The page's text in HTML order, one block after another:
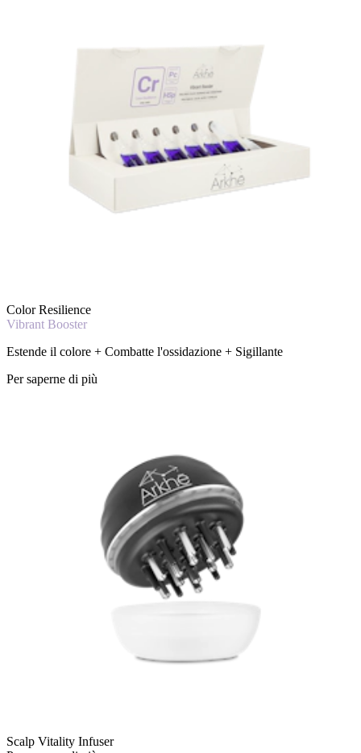
Color Resilience
Vibrant Booster
Estende il colore + Combatte l'ossidazione + Sigillante
Per saperne di più
Scalp Vitality Infuser